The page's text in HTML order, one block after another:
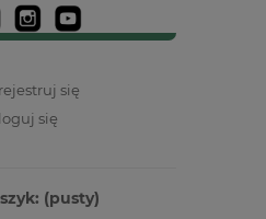
się
się
(pusty)